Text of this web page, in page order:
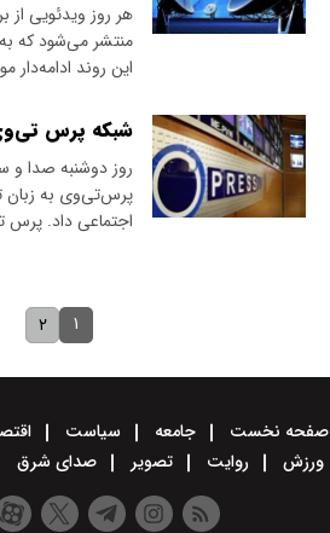
هر روز ویدئویی از
منتشر می‌شود که
این روند
شبکه پرس تی‌وی
روز دوشنبه صدا و
پرس‌تی‌وی به زبان
اجتماعی داد.
۱ ۲
صفحه نخست جامعه سیاست
ورزش
روایت تصویر صدای شرق